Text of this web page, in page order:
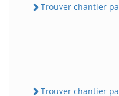
Trouver chantier
Trouver chantier